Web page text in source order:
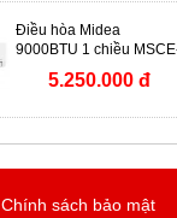
Điều hòa Midea
9000BTU 1 chiều
10CRFN8
5.250.000 đ
Chính sách bảo mật